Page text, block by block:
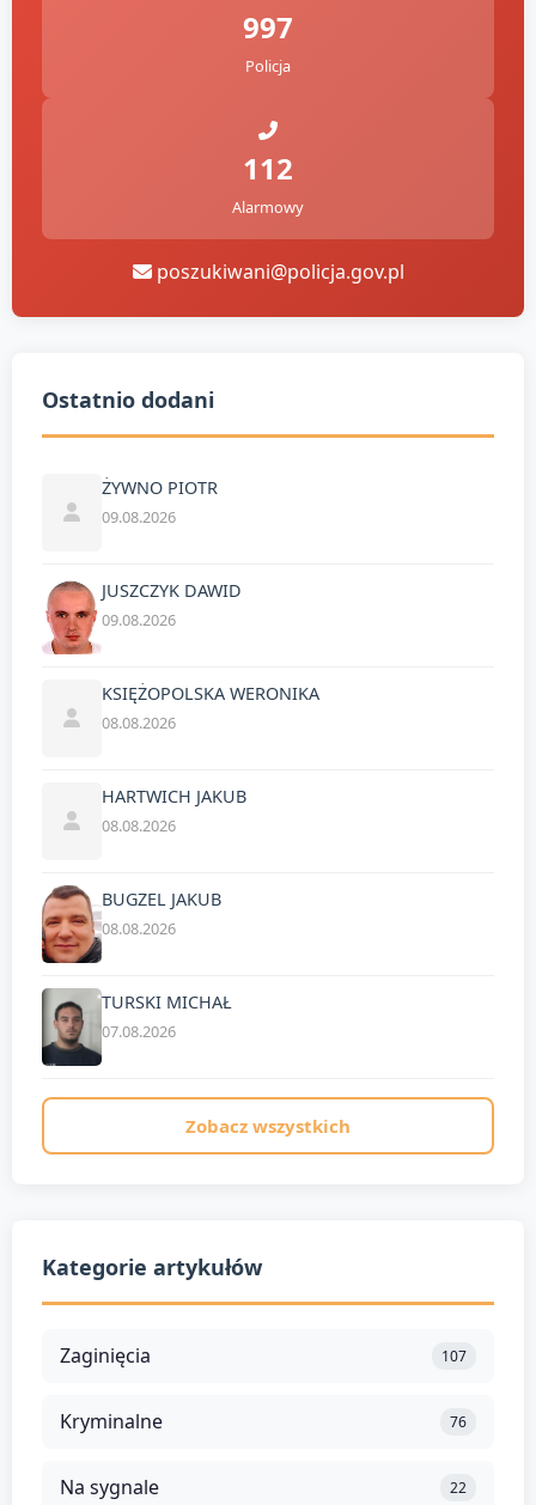
997
Policja
112
Alarmowy
poszukiwani@policja.gov.pl
Ostatnio dodani
ŻYWNO PIOTR
09.08.2026
JUSZCZYK DAWID
09.08.2026
KSIĘŻOPOLSKA WERONIKA
08.08.2026
HARTWICH JAKUB
08.08.2026
BUGZEL JAKUB
08.08.2026
TURSKI MICHAŁ
07.08.2026
Zobacz wszystkich
Kategorie artykułów
Zaginięcia 107
Kryminalne 76
Na sygnale 22